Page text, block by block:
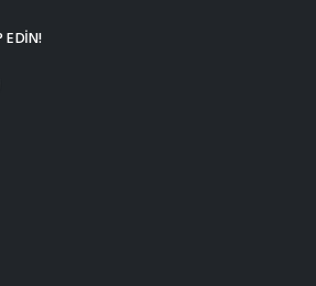
EDIN!